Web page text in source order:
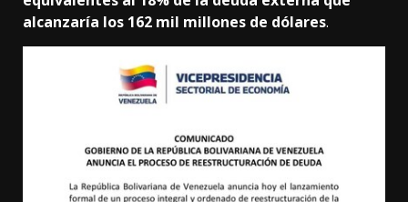
alcanzaría los 162 mil millones de dólares.